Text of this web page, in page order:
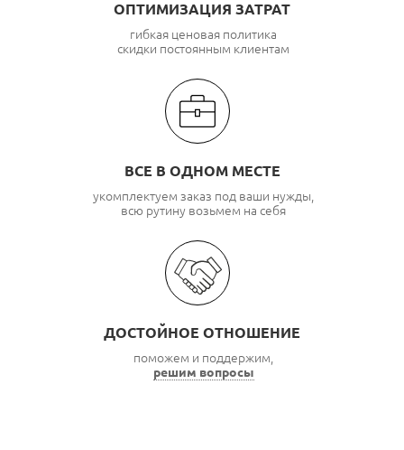
ОПТИМИЗАЦИЯ ЗАТРАТ
гибкая ценовая политика
скидки постоянным клиентам
ВСЕ В ОДНОМ МЕСТЕ
укомплектуем заказ под ваши нужды,
всю рутину возьмем на себя
ДОСТОЙНОЕ ОТНОШЕНИЕ
поможем и поддержим,
решим вопросы